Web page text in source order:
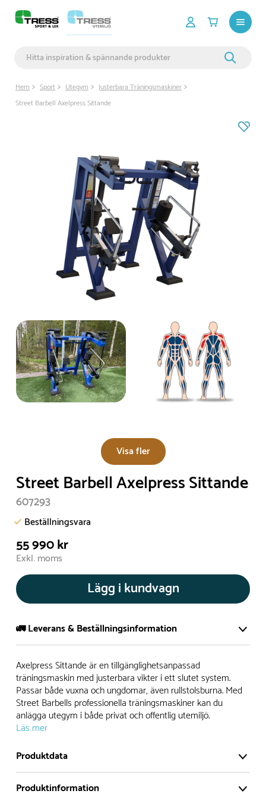
Hem Sport Utegym
Justerbara Träningsmaskiner
Street Barbell Axelpress Sittande
Visa fler
Street Barbell Axelpress Sittande
607293
Beställningsvara
55 990 kr
Exkl. moms
Lägg i kundvagn
🚛 Leverans & Beställningsinformation
Normalt sätt tillverkar vi alla produkter efter beställning.
Detta gör vi för att garantera att du inte ska få en produkt
som legat på en hylla under längre tid och därför förkortat
livslängden på produkten.
Däremot har vi många produkter utan trä som kan
levereras i stort sett omgående, exempelvis Boulder Rocks,
gungor, mål, basket, bordtennis, fristående rutschar,
klätternät, studsmattor, bänkbord med mera.
Axelpress Sittande är en tillgänglighetsanpassad
träningsmaskin med justerbara vikter i ett slutet system.
Passar både vuxna och ungdomar, även rullstolsburna. Med
Street Barbells professionella träningsmaskiner kan du
anlägga utegym i både privat och offentlig utemiljö.
Läs mer
Produktdata
Produktinformation